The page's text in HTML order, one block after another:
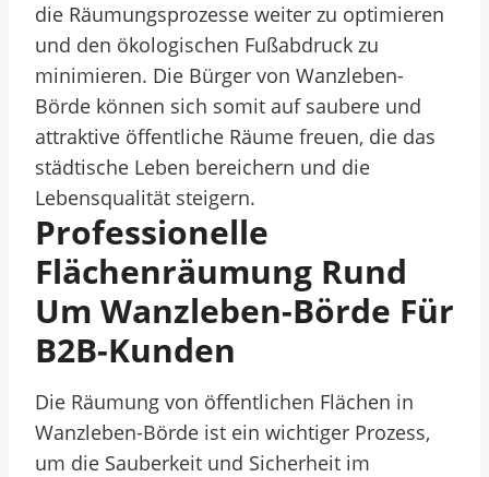
die Räumungsprozesse weiter zu optimieren
und den ökologischen Fußabdruck zu
minimieren. Die Bürger von Wanzleben-
Börde können sich somit auf saubere und
attraktive öffentliche Räume freuen, die das
städtische Leben bereichern und die
Lebensqualität steigern.
Professionelle
Flächenräumung Rund
Um Wanzleben-Börde Für
B2B-Kunden
Die Räumung von öffentlichen Flächen in
Wanzleben-Börde ist ein wichtiger Prozess,
um die Sauberkeit und Sicherheit im